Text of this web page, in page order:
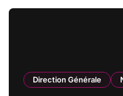
Direction Générale